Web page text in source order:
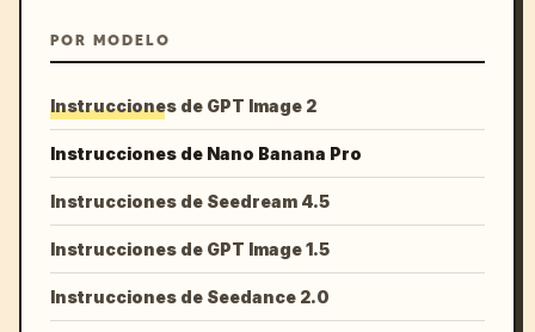
POR MODELO
Instrucciones de GPT Image 2
Instrucciones de Nano Banana Pro
Instrucciones de Seedream 4.5
Instrucciones de GPT Image 1.5
Instrucciones de Seedance 2.0